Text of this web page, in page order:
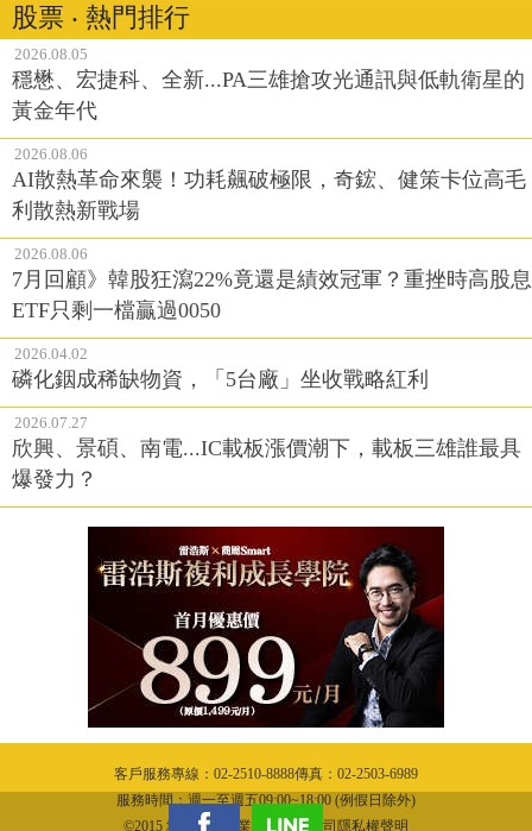
股票 ‧ 熱門排行
2026.08.05
穩懋、宏捷科、全新...PA三雄搶攻光通訊與低軌衛星的
黃金年代
2026.08.06
AI散熱革命來襲！功耗飆破極限，奇鋐、健策卡位高毛
利散熱新戰場
2026.08.06
7月回顧》韓股狂瀉22%竟還是績效冠軍？重挫時高股息
ETF只剩一檔贏過0050
2026.04.02
磷化銦成稀缺物資，「5台廠」坐收戰略紅利
2026.07.27
欣興、景碩、南電...IC載板漲價潮下，載板三雄誰最具
爆發力？
客戶服務專線：02-2510-8888傳真：02-2503-6989
服務時間：週一至週五09:00~18:00 (例假日除外)
©2015 城邦文化事業股份有限公司隱私權聲明